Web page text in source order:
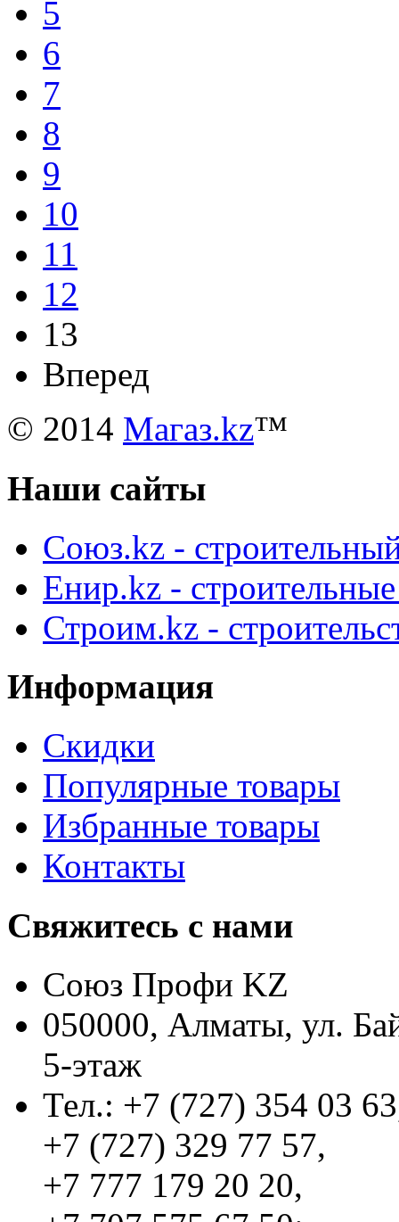
5
6
7
8
9
10
11
12
13
Вперед
© 2014 Магаз.kz™
Наши сайты
Союз.kz -
Енир.kz -
Строим.kz -
Информация
Скидки
Популярные товары
Избранные товары
Контакты
Свяжитесь с нами
Союз Профи KZ
050000, Алматы, ул.
5-этаж
Тел.: +7 (727) 354 03
+7 (727) 329 77 57,
+7 777 179 20 20,